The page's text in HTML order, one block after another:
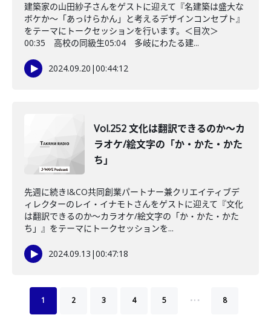
建築家の山田紗子さんをゲストに迎えて『名建築は盛大な
ボケか〜「あっけらかん」と考えるデザインコンセプト』
をテーマにトークセッションを行います。＜目次＞
00:35 高校の同級生05:04 多岐にわたる建...
2024.09.20 |00:44:12
Vol.252 文化は翻訳できるのか〜カ
ラオケ/絵文字の「か・かた・かた
ち」
先週に続きI&CO共同創業パートナー兼クリエイティブデ
ィレクターのレイ・イナモトさんをゲストに迎えて『文化
は翻訳できるのか〜カラオケ/絵文字の「か・かた・かた
ち」』をテーマにトークセッションを...
2024.09.13 |00:47:18
1 2 3 4 5 … 8